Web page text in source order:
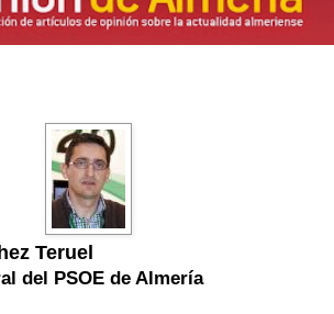
Teruel
del PSOE de Almería